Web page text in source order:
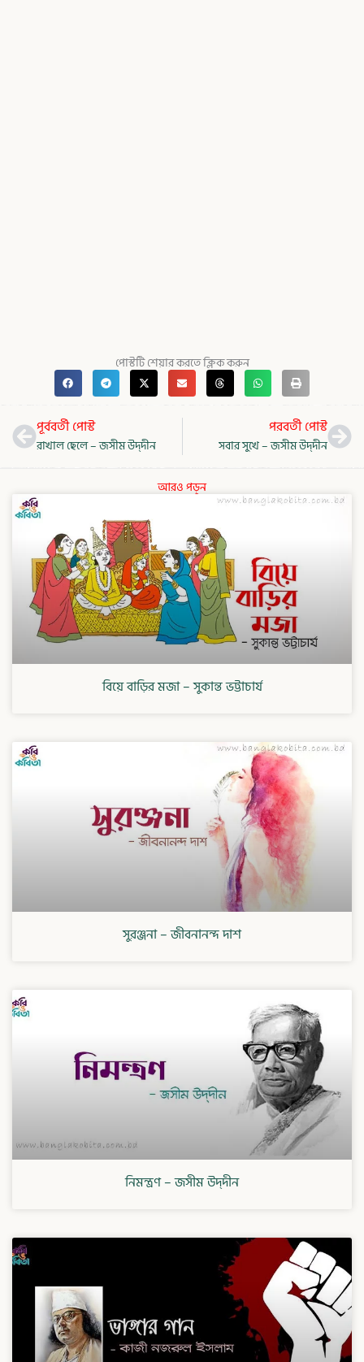
পোস্টটি শেয়ার করতে ক্লিক করুন
Prevপূর্ববর্তী পোস্ট
রাখাল ছেলে – জসীম উদ্‌দীন
পরবর্তী পোস্ট
সবার সুখে – জসীম উদ্‌দীন
আরও পড়ুন
বিয়ে বাড়ির মজা – সুকান্ত ভট্টাচার্য
সুরঞ্জনা – জীবনানন্দ দাশ
নিমন্ত্রণ – জসীম উদ্‌দীন